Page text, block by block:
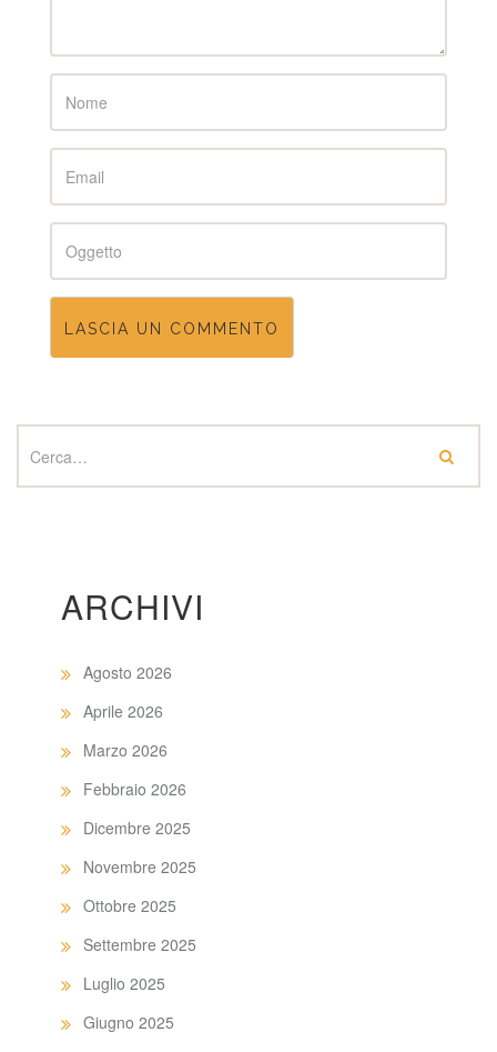
Name
Email
Subject
ARCHIVI
Agosto 2026
Aprile 2026
Marzo 2026
Febbraio 2026
Dicembre 2025
Novembre 2025
Ottobre 2025
Settembre 2025
Luglio 2025
Giugno 2025